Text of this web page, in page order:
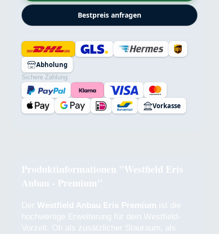
Bestpreis anfragen
Abholung
Sichere Zahlung
Vorkasse
Produktinformationen "Westfield Eris
Anbau - Premium"
Der Westfield Anbau Eris Premium ist die
hochwertige Erweiterung für dein Westfield-
Vorzelt. Ob als zusätzlicher Stauraum, als